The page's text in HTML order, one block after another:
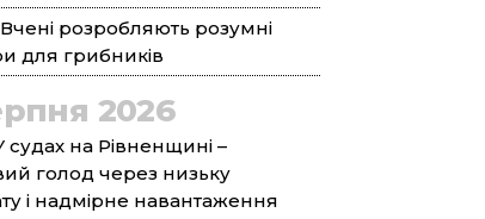
Вчені розробляють розумні
для грибників
2026
судах на Рівненщині –
голод через низьку
і надмірне навантаження